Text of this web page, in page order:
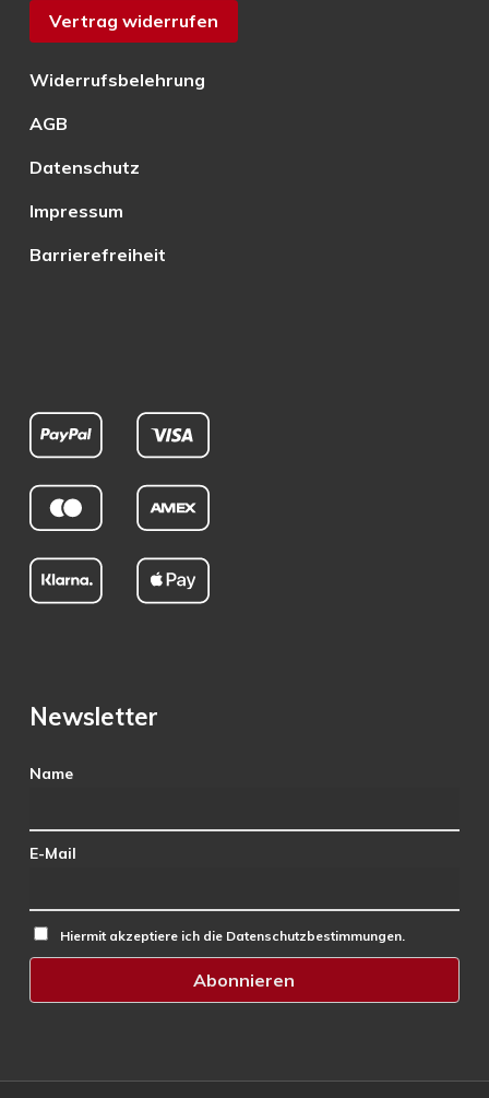
Vertrag widerrufen
Widerrufsbelehrung
AGB
Datenschutz
Impressum
Barrierefreiheit
Newsletter
Name
E-Mail
Hiermit akzeptiere ich die Datenschutzbestimmungen.